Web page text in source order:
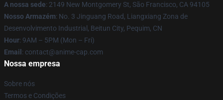
A nossa sede: 2149 New Montgomery St, São Francisco, CA 94105
Nosso Armazém: No. 3 Jinguang Road, Liangxiang Zona de
Desenvolvimento Industrial, Beitun City, Pequim, CN
Hour: 9AM – 5PM (Mon – Fri)
Email : contact@anime-cap.com
Nossa empresa
Sobre nós
Termos e Condições